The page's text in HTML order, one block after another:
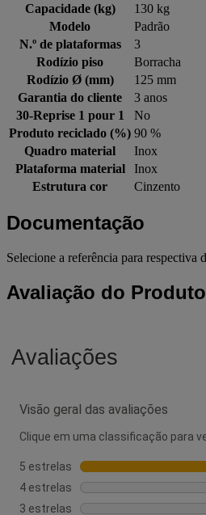
Capacidade (kg)
130 kg
Modelo
Padrão
N.º de plataformas
3
Rodízio piso
Borracha
Rodízio Ø (mm)
125 mm
Garantia do cliente
3 anos
30-Reprise 1 pour 1
No
Produto reciclado (%) 90 %
Quadro material
Inox
Plataforma material
Inox
Estrutura cor
Cinzento
Documentação
Selecione a referência para respectiva
Avaliação do Produto